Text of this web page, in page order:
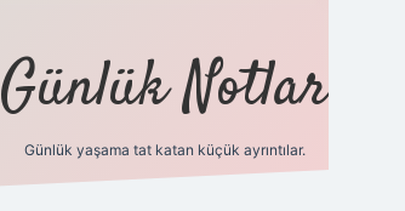
Günlük Notlar
Günlük yaşama tat katan küçük ayrıntılar.